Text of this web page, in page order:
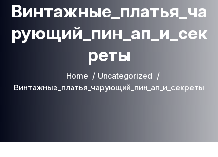
Винтажные_платья_ча
рующий_пин_ап_и_сек
реты
Home
Uncategorized
Винтажные_платья_чарующий_пин_ап_и_секреты